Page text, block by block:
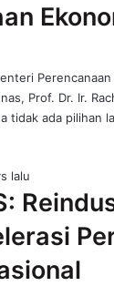
Perencanaan
Prof. Dr. Ir.
tidak ada pilihan
lalu